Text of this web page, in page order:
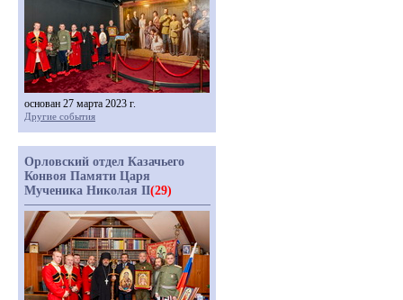
основан 27 марта 2023 г.
Другие события
Орловский отдел Казачьего
Конвоя Памяти Царя
Мученика Николая II(29)